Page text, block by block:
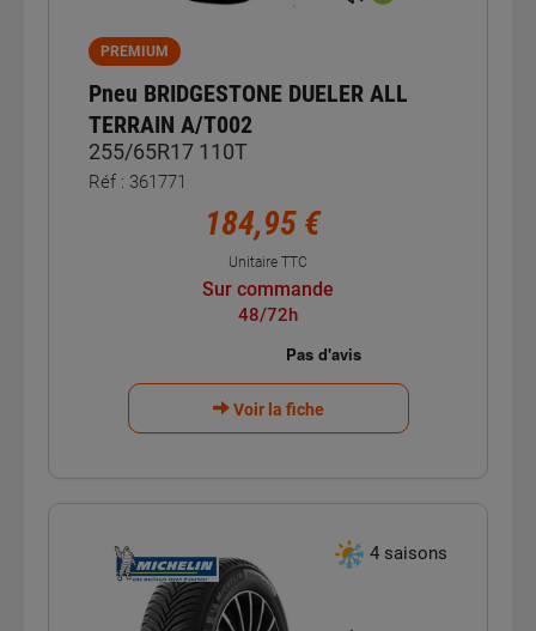
PREMIUM
Pneu BRIDGESTONE DUELER ALL
TERRAIN A/T002
255/65R17 110T
Réf : 361771
184,95 €
Unitaire TTC
Sur commande
48/72h
Voir la fiche
4 saisons